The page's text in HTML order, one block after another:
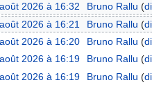
2026 à 16:32 Bruno Rallu (
2026 à 16:21 Bruno Rallu (
2026 à 16:20 Bruno Rallu (
2026 à 16:19 Bruno Rallu (
2026 à 16:19 Bruno Rallu (